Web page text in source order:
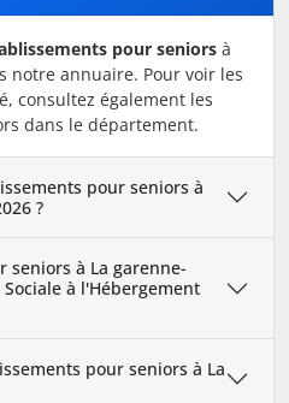
pour seniors à
notre annuaire. Pour voir les
consultez également les
dans le département.
pour seniors à
?
seniors à La garenne-
à l'Hébergement
pour seniors à La